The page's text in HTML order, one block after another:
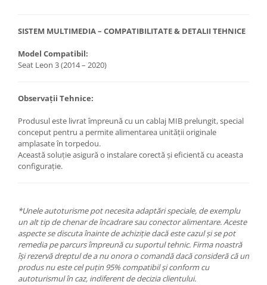
SISTEM MULTIMEDIA – COMPATIBILITATE & DETALII TEHNICE
Model Compatibil:
Seat Leon 3 (2014 – 2020)
Observații Tehnice:
Produsul este livrat împreună cu un cablaj MIB prelungit, special
conceput pentru a permite alimentarea unității originale
amplasate în torpedou.
Această soluție asigură o instalare corectă și eficientă cu aceasta
configurație.
*Unele autoturisme pot necesita adaptări speciale, de exemplu
un alt tip de chenar de încadrare sau conector alimentare. Aceste
aspecte se discuta înainte de achiziție dacă este cazul și se pot
remedia pe parcurs împreună cu suportul tehnic. Firma noastră
își rezervă dreptul de a nu onora o comandă dacă consideră că un
produs nu este cel puțin 95% compatibil și conform cu
autoturismul în caz, indiferent de decizia clientului.